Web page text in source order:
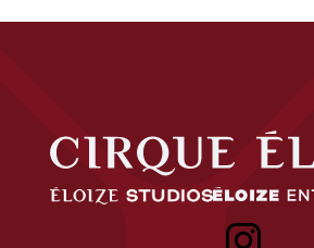
Cirque Éloize
Éloize Studios Eloize